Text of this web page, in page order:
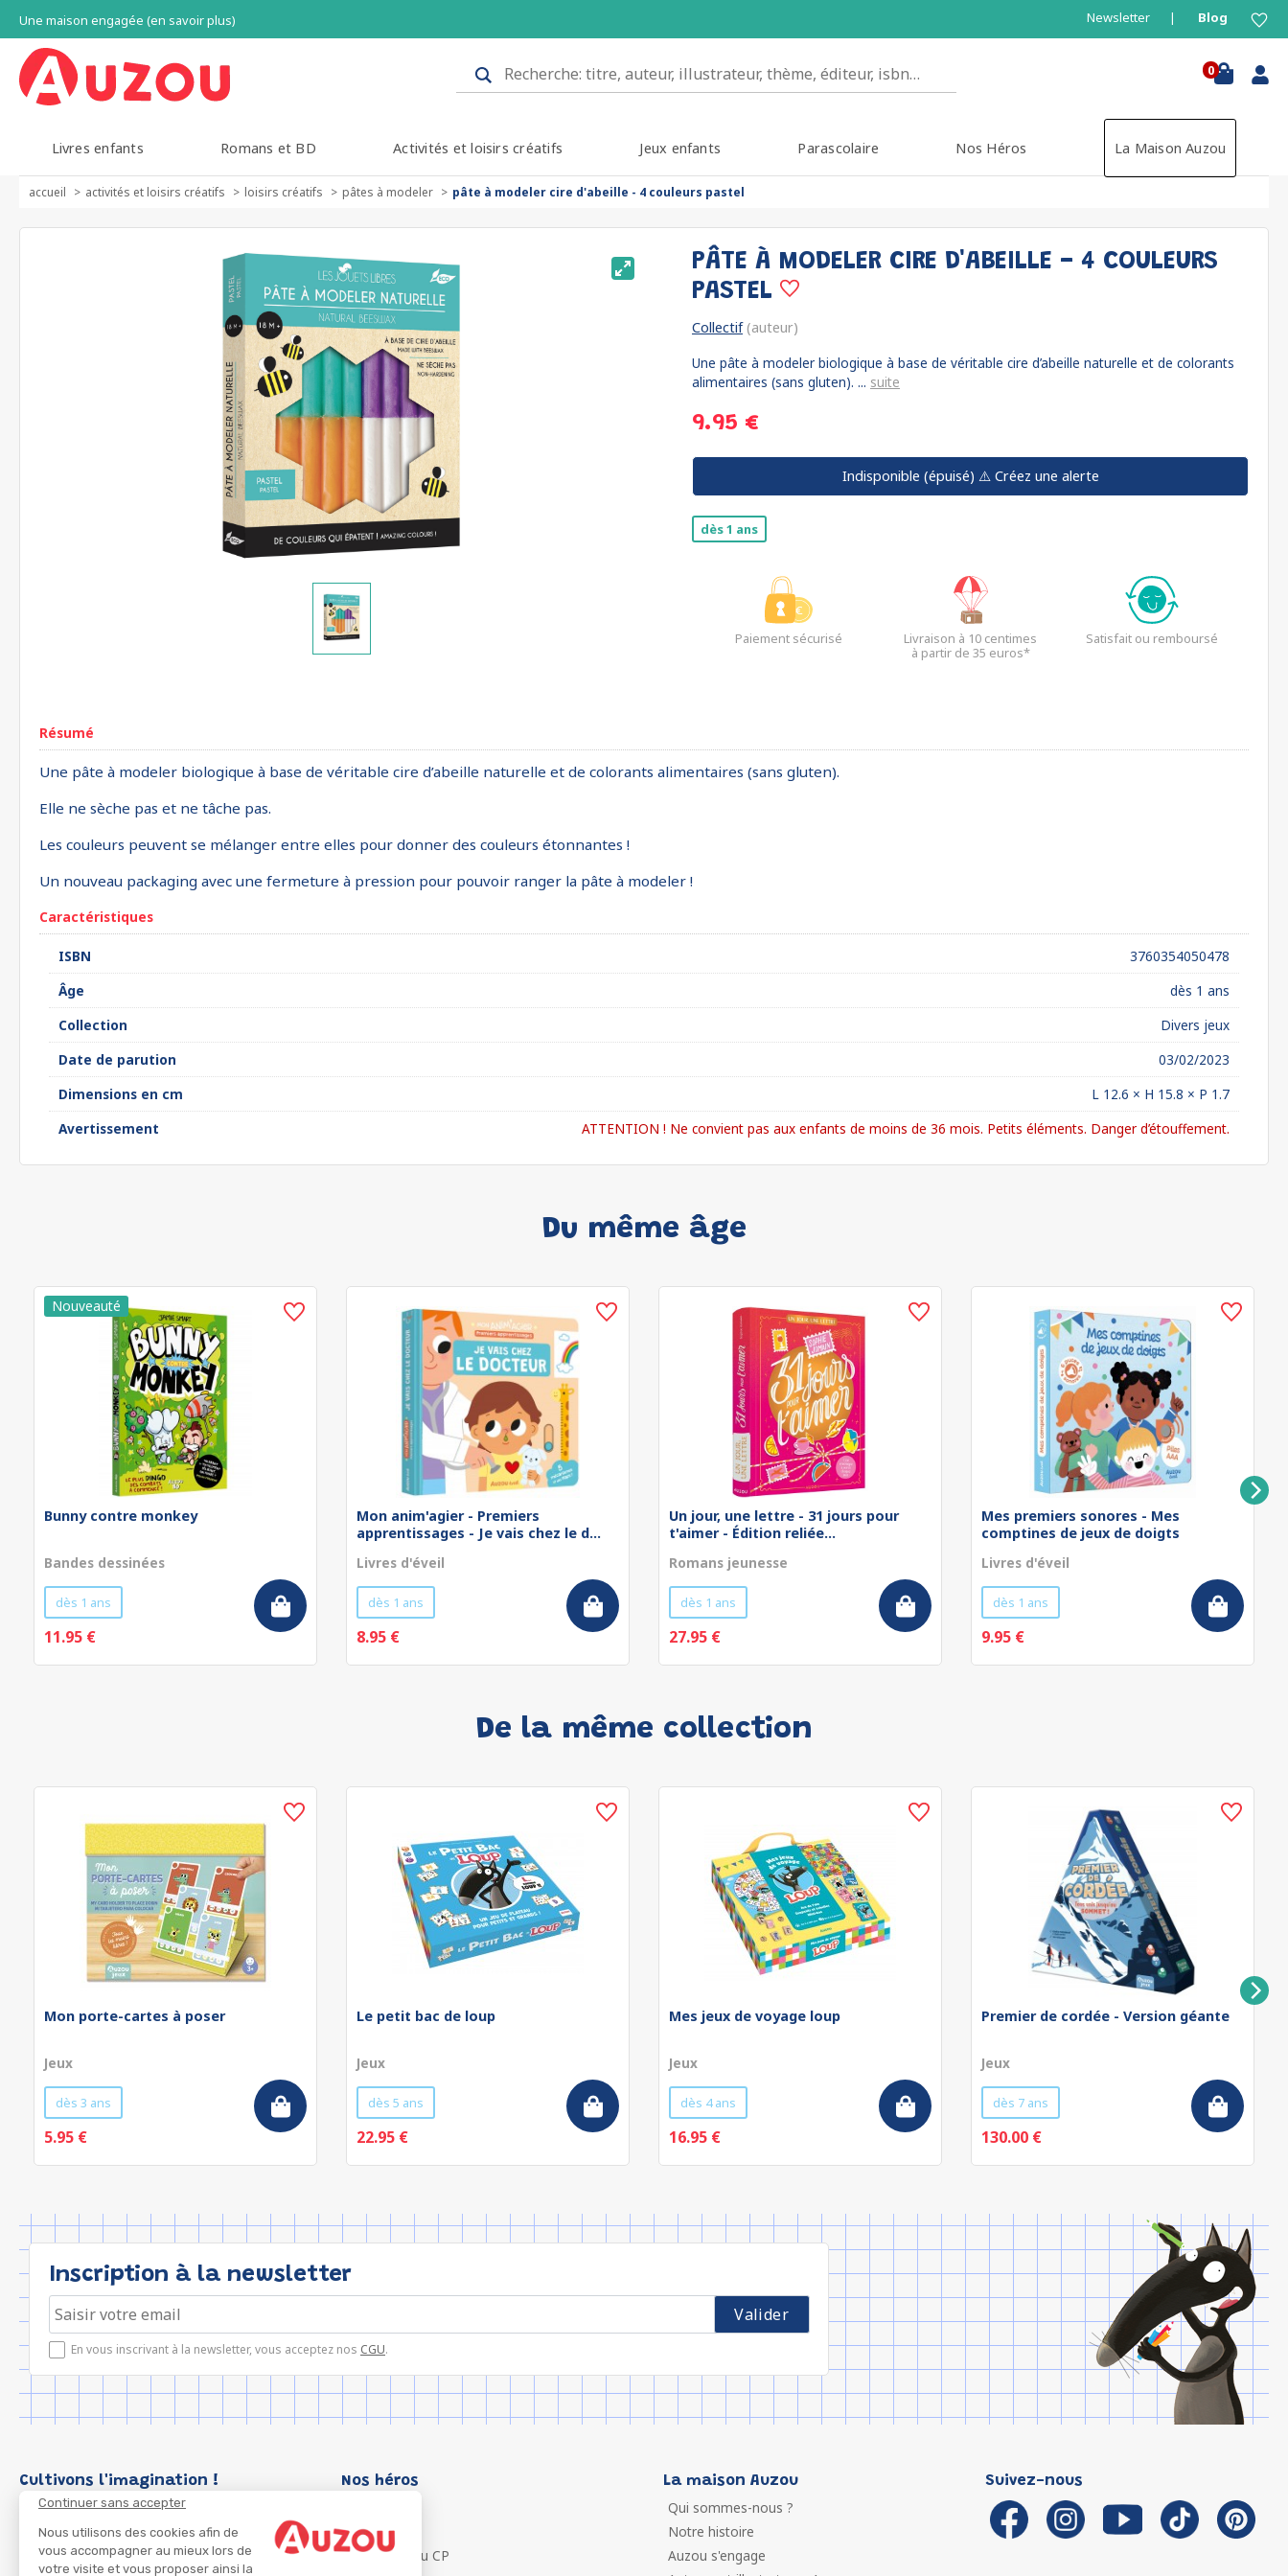
Continuer sans accepter
Nous utilisons des cookies afin de
vous accompagner au mieux lors de
votre visite et vous proposer ainsi la
Une maison engagée (en savoir plus) Newsletter Blog
0
Livres enfants Romans et BD Activités et loisirs créatifs Jeux enfants Parascolaire Nos Héros La Maison Auzou
accueil activités et loisirs créatifs loisirs créatifs pâtes à modeler pâte à modeler cire d'abeille - 4 couleurs pastel
PÂTE À MODELER CIRE D'ABEILLE - 4 COULEURS
PASTEL
Collectif(auteur)
Une pâte à modeler biologique à base de véritable cire d’abeille naturelle et de colorants
alimentaires (sans gluten). ... suite
9.95 €
Indisponible (épuisé) ⚠️ Créez une alerte
dès 1 ans
Paiement sécurisé
Livraison à 10 centimes
à partir de 35 euros*
Satisfait ou remboursé
Résumé
Une pâte à modeler biologique à base de véritable cire d’abeille naturelle et de colorants alimentaires (sans gluten).
Elle ne sèche pas et ne tâche pas.
Les couleurs peuvent se mélanger entre elles pour donner des couleurs étonnantes !
Un nouveau packaging avec une fermeture à pression pour pouvoir ranger la pâte à modeler !
Caractéristiques
ISBN
3760354050478
Âge
dès 1 ans
Collection
Divers jeux
Date de parution
03/02/2023
Dimensions en cm
L 12.6 × H 15.8 × P 1.7
Avertissement
ATTENTION ! Ne convient pas aux enfants de moins de 36 mois. Petits éléments. Danger d’étouffement.
Du même âge
Bunny contre monkey
Bandes dessinées
dès 1 ans
11.95 €
Mon anim'agier - Premiers
apprentissages - Je vais chez le d...
Livres d'éveil
dès 1 ans
8.95 €
Un jour, une lettre - 31 jours pour
t'aimer - Édition reliée...
Romans jeunesse
dès 1 ans
27.95 €
Mes premiers sonores - Mes
comptines de jeux de doigts
Livres d'éveil
dès 1 ans
9.95 €
De la même collection
Mon porte-cartes à poser
Jeux
dès 3 ans
5.95 €
Le petit bac de loup
Jeux
dès 5 ans
22.95 €
Mes jeux de voyage loup
Jeux
dès 4 ans
16.95 €
Premier de cordée - Version géante
Jeux
dès 7 ans
130.00 €
Inscription à la newsletter
En vous inscrivant à la newsletter, vous acceptez nos CGU.
Cultivons l'imagination ! Nos héros
P'tit Loup
Les Héros du CP
La maison Auzou
Qui sommes-nous ?
Notre histoire
Auzou s'engage
Suivez-nous